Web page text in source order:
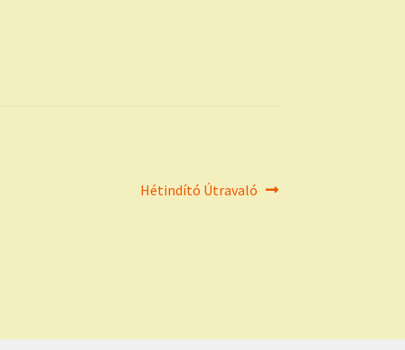
Next
Hétindító Útravaló